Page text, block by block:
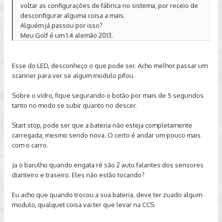
voltar as configurações de fábrica no sistema, por receio de
desconfigurar alguma coisa a mais.
Alguém já passou por isso?
Meu Golf é um 1.4 alemão 2013.
Esse do LED, desconheço o que pode ser. Acho melhor passar um
scanner para ver se algum modulo pifou.
Sobre o vidro, fique segurando o botão por mais de 5 segundos
tanto no modo se subir quanto no descer.
Start stop, pode ser que a bateria não esteja completamente
carregada, mesmo sendo nova. O certo é andar um pouco mais
com o carro.
Ja o barulho quando engata ré são 2 auto falantes dos sensores
dianteiro e traseiro. Eles não estão tocando?
Eu acho que quando trocou a sua bateria, deve ter zuado algum
modulo, qualquet coisa vai ter que levar na CCS.